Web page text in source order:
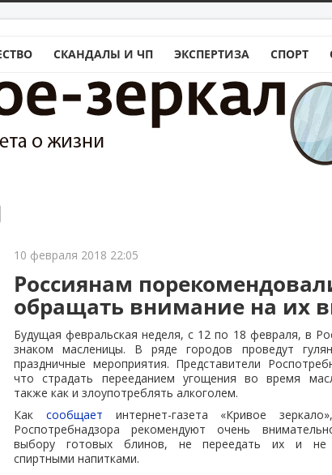
СКАНДАЛЫ И ЧП ЭКСПЕРТИЗА СПОРТ
10 февраля 2018 22:05
Россиянам
обращать внимание на их
Будущая февральская неделя, с 12 по 18 февраля, в
знаком масленицы. В ряде городов проведут
праздничные мероприятия. Представители
что страдать перееданием угощения во время
также как и злоупотреблять алкоголем.
Как сообщает интернет-газета «Кривое
Роспотребнадзора рекомендуют очень
выбору готовых блинов, не переедать их и не
спиртными напитками.